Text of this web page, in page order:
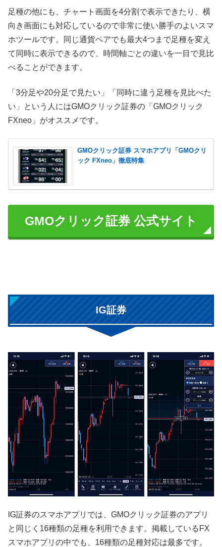
足種の他にも、チャート画面を4分割で表示できたり、横
向き画面にも対応しているので非常に使い勝手のよいスマ
ホツールです。同じ通貨ペアでも最大4つまで足種を変え
て同時に表示できるので、時間軸ごとの違いを一目で見比
べることができます。
「3分足や20分足で見たい」「同時に違う足種を見比べた
い」という人にはGMOクリック証券の「GMOクリック
FXneo」がオススメです。
GMOクリック証券 スマホアプリ「GMOクリ
ック FXneo」徹底特集
GMOクリック証券 公式サイト
IG証券
IG証券のスマホアプリでは、GMOクリック証券のアプリ
と同じく16種類の足種を利用できます。掲載しているFX
スマホアプリの中でも、16種類の足種対応は最多です。